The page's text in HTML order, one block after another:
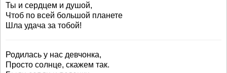
Ты и сердцем и душой,
Чтоб по всей большой планете
Шла удача за тобой!
Родилась у нас девчонка,
Просто солнце, скажем так.